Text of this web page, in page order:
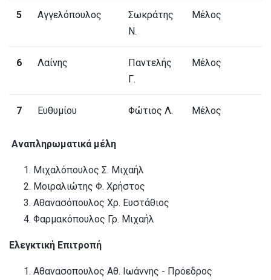
5 Αγγελόπουλος
Σωκράτης
Ν.
Μέλος
6 Λαίνης
Παντελής
Γ.
Μέλος
7 Ευθυμίου Φώτιος Λ. Μέλος
Αναπληρωματικά μέλη
Μιχαλόπουλος Σ. Μιχαήλ
Μοιραλιώτης Φ. Χρήστος
Αθανασόπουλος Χρ. Ευστάθιος
Φαρμακόπουλος Γρ. Μιχαήλ
Ελεγκτική Επιτροπή
Αθανασοπουλος Αθ. Ιωάννης - Πρόεδρος